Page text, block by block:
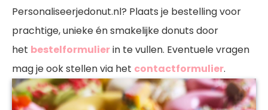
Personaliseerjedonut.nl? Plaats je bestelling voor
prachtige, unieke én smakelijke donuts door
het bestelformulierin te vullen. Eventuele vragen
mag je ook stellen via het contactformulier.